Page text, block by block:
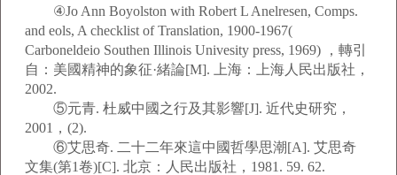
④Jo Ann Boyolston with Robert L Anelresen, Comps.
and eols, A checklist of Translation, 1900-1967(
Carboneldeio Southen Illinois Univesity press, 1969) ，轉引
自：美國精神的象征·緒論[M]. 上海：上海人民出版社，
2002.
⑤元青. 杜威中國之行及其影響[J]. 近代史研究，
2001，(2).
⑥艾思奇. 二十二年來這中國哲學思潮[A]. 艾思奇
文集(第1卷)[C]. 北京：人民出版社，1981. 59. 62.